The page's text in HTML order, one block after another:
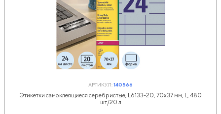
АРТИКУЛ:140566
Этикетки самоклеящиеся серебристые, L6133-20, 70х37 мм, L, 480
шт/20 л